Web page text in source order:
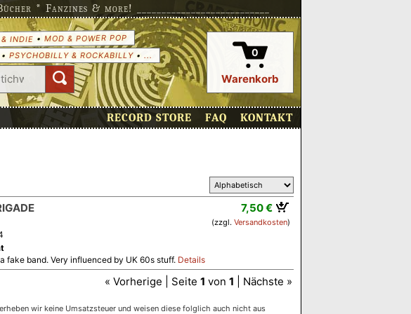
Fanzines & more! ___________________________
INDIE • MOD & POWER POP
• PSYCHOBILLY & ROCKABILLY• ... 0
Warenkorb
RECORD STORE FAQ KONTAKT
7,50 €
(zzgl. Versandkosten)
fake band. Very influenced by UK 60s stuff. Details
« Vorherige | Seite 1 von 1 | Nächste »
wir keine Umsatzsteuer und weisen diese folglich auch nicht aus